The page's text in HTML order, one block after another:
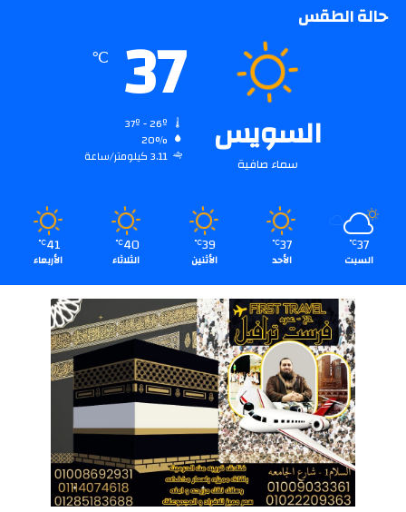
حالة الطقس
السويس
سماء صافية
37
℃
20%
3.11 كيلومتر/ساعة
37
℃
السبت
37
℃
الأحد
39
℃
الأثنين
40
℃
الثلاثاء
41
℃
الأربعاء